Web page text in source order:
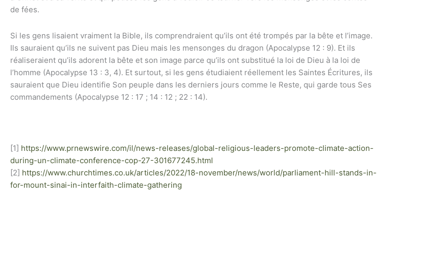
de fées.
Si les gens lisaient vraiment la Bible, ils comprendraient qu’ils ont été trompés par la bête et l’image.
Ils sauraient qu’ils ne suivent pas Dieu mais les mensonges du dragon (Apocalypse 12 : 9). Et ils
réaliseraient qu’ils adorent la bête et son image parce qu’ils ont substitué la loi de Dieu à la loi de
l’homme (Apocalypse 13 : 3, 4). Et surtout, si les gens étudiaient réellement les Saintes Écritures, ils
sauraient que Dieu identifie Son peuple dans les derniers jours comme le Reste, qui garde tous Ses
commandements (Apocalypse 12 : 17 ; 14 : 12 ; 22 : 14).
[1] https://www.prnewswire.com/il/news-releases/global-religious-leaders-promote-climate-action-
during-un-climate-conference-cop-27-301677245.html
[2] https://www.churchtimes.co.uk/articles/2022/18-november/news/world/parliament-hill-stands-in-
for-mount-sinai-in-interfaith-climate-gathering